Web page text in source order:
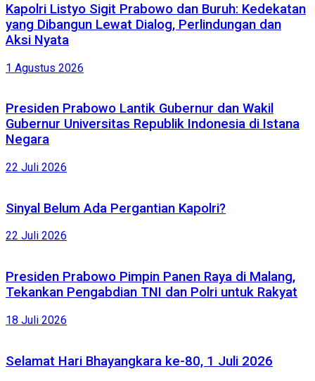
Kapolri Listyo Sigit Prabowo dan Buruh: Kedekatan
yang Dibangun Lewat Dialog, Perlindungan dan
Aksi Nyata
1 Agustus 2026
Presiden Prabowo Lantik Gubernur dan Wakil
Gubernur Universitas Republik Indonesia di Istana
Negara
22 Juli 2026
Sinyal Belum Ada Pergantian Kapolri?
22 Juli 2026
Presiden Prabowo Pimpin Panen Raya di Malang,
Tekankan Pengabdian TNI dan Polri untuk Rakyat
18 Juli 2026
Selamat Hari Bhayangkara ke-80, 1 Juli 2026